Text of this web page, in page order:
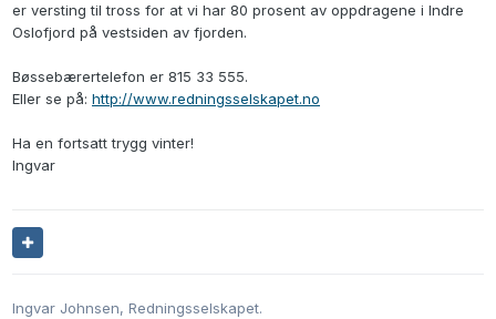
er versting til tross for at vi har 80 prosent av oppdragene i Indre
Oslofjord på vestsiden av fjorden.
Bøssebærertelefon er 815 33 555.
Eller se på: http://www.redningsselskapet.no
Ha en fortsatt trygg vinter!
Ingvar
Ingvar Johnsen, Redningsselskapet.